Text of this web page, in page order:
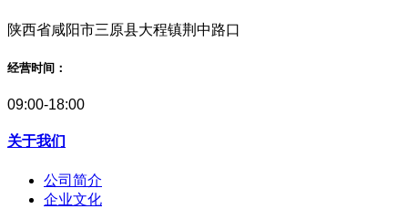
陕西省咸阳市三原县大程镇荆中路口
经营时间：
09:00-18:00
关于我们
公司简介
企业文化